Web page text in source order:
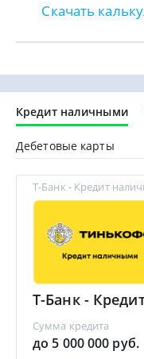
Скачать
Кредит наличными
Дебетовые карты
Т-Банк - Кредит
Т-Банк -
Сумма кредита
до 5 000 000 руб.